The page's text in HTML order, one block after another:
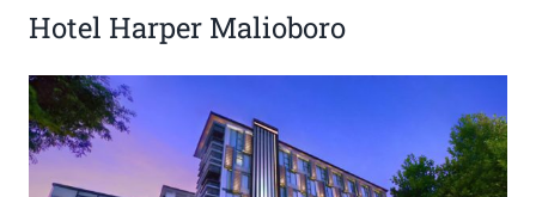
Hotel Harper Malioboro